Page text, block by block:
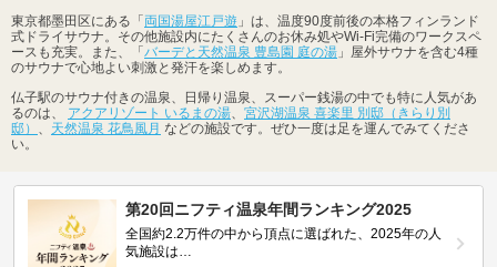
東京都墨田区にある「 両国湯屋江戸遊 」は、温度90度前後の本格フィンランド
式ドライサウナ。その他施設内にたくさんのお休み処やWi-Fi完備のワークスペ
ースも充実。また、「 バーデと天然温泉 豊島園 庭の湯 」屋外サウナを含む4種
のサウナで心地よい刺激と発汗を楽しめます。
仏子駅のサウナ付きの温泉、日帰り温泉、スーパー銭湯の中でも特に人気があ
るのは、 アクアリゾート いるまの湯、 宮沢湖温泉 喜楽里 別邸（きらり別
邸） 、 天然温泉 花鳥風月 などの施設です。ぜひ一度は足を運んでみてくださ
い。
第20回ニフティ温泉年間ランキング2025
全国約2.2万件の中から頂点に選ばれた、2025年の人
気施設は…